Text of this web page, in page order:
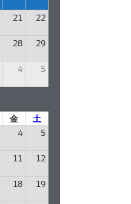
21 22
28 29
4 5
金
土
4 5
11 12
18 19